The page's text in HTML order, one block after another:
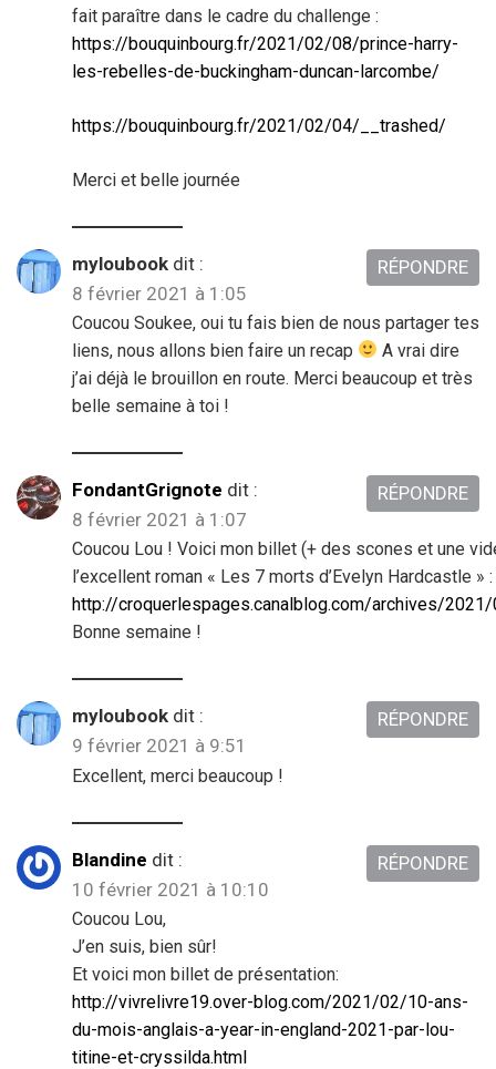
fait paraître dans le cadre du challenge :
https://bouquinbourg.fr/2021/02/08/prince-harry-
les-rebelles-de-buckingham-duncan-larcombe/
https://bouquinbourg.fr/2021/02/04/__trashed/
Merci et belle journée
myloubook dit :
8 février 2021 à 1:05
Coucou Soukee, oui tu fais bien de nous partager tes
liens, nous allons bien faire un recap
A vrai dire
j’ai déjà le brouillon en route. Merci beaucoup et très
belle semaine à toi !
RÉPONDRE
FondantGrignote dit :
8 février 2021 à 1:07
Coucou Lou ! Voici mon billet (+ des scones et une
l’excellent roman « Les 7 morts d’Evelyn Hardcastle » :
http://croquerlespages.canalblog.com/archives/
Bonne semaine !
RÉPONDRE
myloubook dit :
9 février 2021 à 9:51
Excellent, merci beaucoup !
RÉPONDRE
Blandine dit :
10 février 2021 à 10:10
Coucou Lou,
J’en suis, bien sûr!
Et voici mon billet de présentation:
http://vivrelivre19.over-blog.com/2021/02/10-ans-
du-mois-anglais-a-year-in-england-2021-par-lou-
titine-et-cryssilda.html
RÉPONDRE